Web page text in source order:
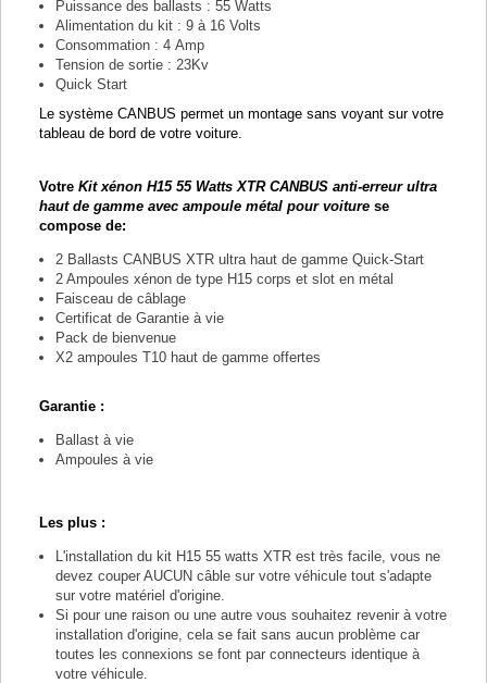
Puissance des ballasts : 55 Watts
Alimentation du kit : 9 à 16 Volts
Consommation : 4 Amp
Tension de sortie : 23Kv
Quick Start
Le système CANBUS permet un montage sans voyant sur votre
tableau de bord de votre voiture.
Votre Kit xénon H15 55 Watts XTR CANBUS anti-erreur ultra
haut de gamme avec ampoule métal pour voiture se
compose de:
2 Ballasts CANBUS XTR ultra haut de gamme Quick-Start
2 Ampoules xénon de type H15 corps et slot en métal
Faisceau de câblage
Certificat de Garantie à vie
Pack de bienvenue
X2 ampoules T10 haut de gamme offertes
Garantie :
Ballast à vie
Ampoules à vie
Les plus :
L'installation du kit H15 55 watts XTR est très facile, vous ne
devez couper AUCUN câble sur votre véhicule tout s'adapte
sur votre matériel d'origine.
Si pour une raison ou une autre vous souhaitez revenir à votre
installation d'origine, cela se fait sans aucun problème car
toutes les connexions se font par connecteurs identique à
votre véhicule.